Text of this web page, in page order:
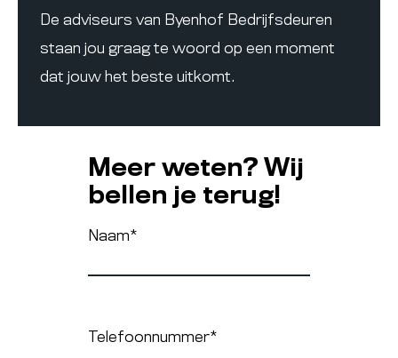
De adviseurs van Byenhof Bedrijfsdeuren
staan jou graag te woord op een moment
dat jouw het beste uitkomt.
Meer weten? Wij
bellen je terug!
Naam*
Telefoonnummer*